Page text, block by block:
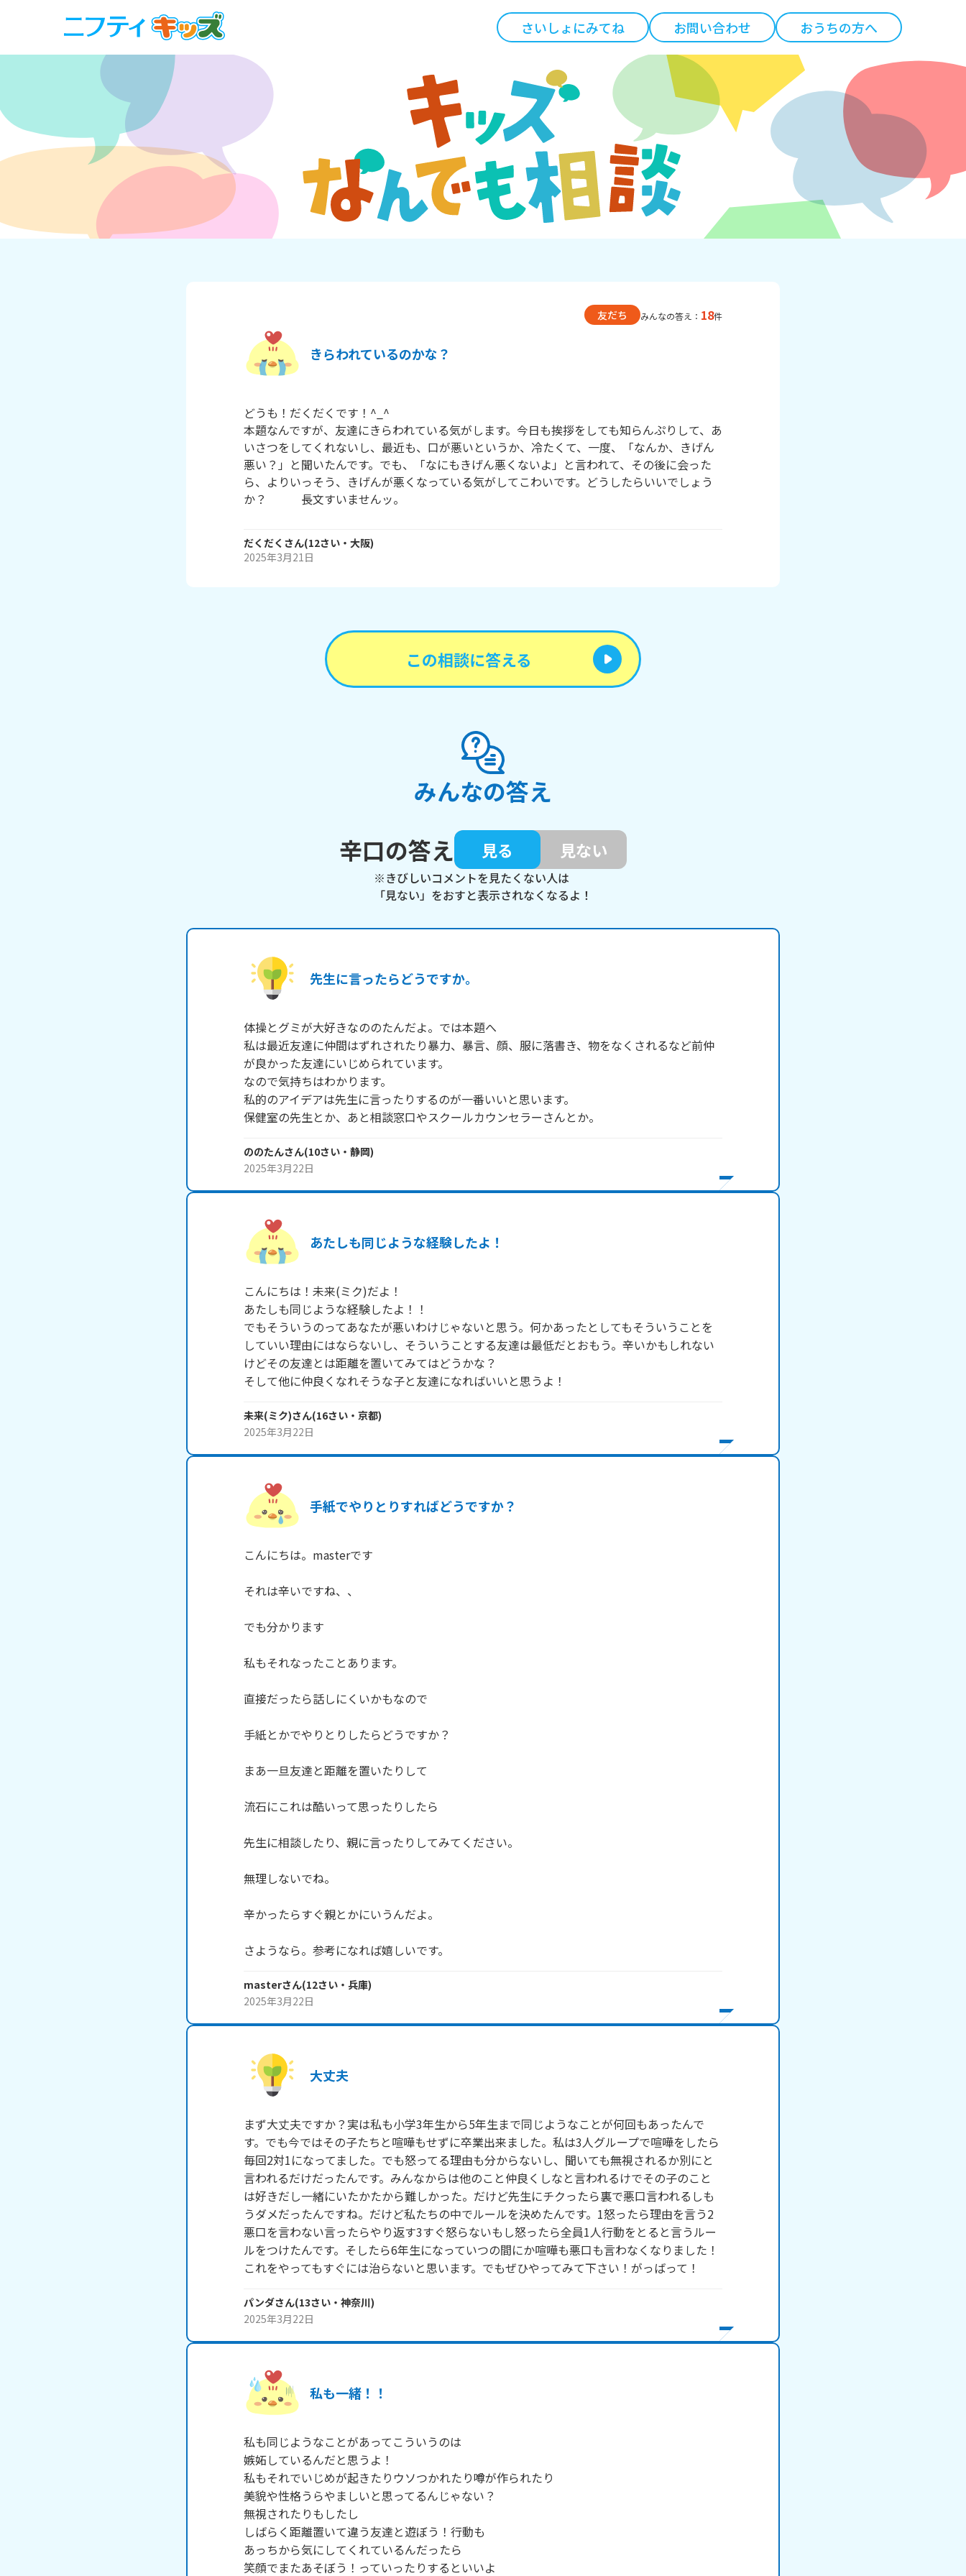
さいしょにみてね お問い合わせ おうちの方へ
友だち みんなの答え： 18件
きらわれているのかな？
どうも！だくだくです！^_^
本題なんですが、友達にきらわれている気がします。今日も挨拶をしても知らんぷりして、あ
いさつをしてくれないし、最近も、口が悪いというか、冷たくて、一度、「なんか、きげん
悪い？」と聞いたんです。でも、「なにもきげん悪くないよ」と言われて、その後に会った
ら、よりいっそう、きげんが悪くなっている気がしてこわいです。どうしたらいいでしょう
か？　　　長文すいませんッ。
だくだく さん(12さい・ 大阪)
2025年3月21日
この相談に答える
みんなの答え
辛口の答え
見る 見ない
※きびしいコメントを見たくない人は
「見ない」をおすと表示されなくなるよ！
先生に言ったらどうですか。
体操とグミが大好きなののたんだよ。では本題へ
私は最近友達に仲間はずれされたり暴力、暴言、顔、服に落書き、物をなくされるなど前仲
が良かった友達にいじめられています。
なので気持ちはわかります。
私的のアイデアは先生に言ったりするのが一番いいと思います。
ののたんさん(10さい・ 静岡)
2025年3月22日
あたしも同じような経験したよ！
こんにちは！未来(ミク)だよ！
あたしも同じような経験したよ！！
でもそういうのってあなたが悪いわけじゃないと思う。何かあったとしてもそういうことを
していい理由にはならないし、そういうことする友達は最低だとおもう。辛いかもしれない
けどその友達とは距離を置いてみてはどうかな？
そして他に仲良くなれそうな子と友達になればいいと思うよ！
未来(ミク)さん(16さい・ 京都)
2025年3月22日
手紙でやりとりすればどうですか？
こんにちは。masterです
それは辛いですね、、
でも分かります
私もそれなったことあります。
直接だったら話しにくいかもなので
手紙とかでやりとりしたらどうですか？
まあ一旦友達と距離を置いたりして
流石にこれは酷いって思ったりしたら
先生に相談したり、親に言ったりしてみてください。
無理しないでね。
辛かったらすぐ親とかにいうんだよ。
さようなら。参考になれば嬉しいです。
masterさん(12さい・ 兵庫)
2025年3月22日
大丈夫
まず大丈夫ですか？実は私も小学3年生から5年生まで同じようなことが何回もあったんで
す。でも今ではその子たちと喧嘩もせずに卒業出来ました。私は3人グループで喧嘩をしたら
毎回2対1になってました。でも怒ってる理由も分からないし、聞いても無視されるか別にと
言われるだけだったんです。みんなからは他のこと仲良くしなと言われるけでその子のこと
は好きだし一緒にいたかたから難しかった。だけど先生にチクったら裏で悪口言われるしも
うダメだったんですね。だけど私たちの中でルールを決めたんです。1怒ったら理由を言う2
悪口を言わない言ったらやり返す3すぐ怒らないもし怒ったら全員1人行動をとると言うルー
ルをつけたんです。そしたら6年生になっていつの間にか喧嘩も悪口も言わなくなりました！
これをやってもすぐには治らないと思います。でもぜひやってみて下さい！がっばって！
パンダさん(13さい・ 神奈川)
2025年3月22日
私も一緒！！
私も同じようなことがあってこういうのは
嫉妬しているんだと思うよ！
私もそれでいじめが起きたりウソつかれたり噂が作られたり
美貌や性格うらやましいと思ってるんじゃない？
無視されたりもしたし
しばらく距離置いて違う友達と遊ぼう！行動も
あっちから気にしてくれているんだったら
笑顔でまたあそぼう！っていったりするといいよ